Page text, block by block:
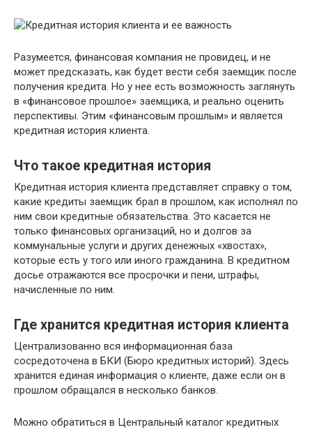
Разумеется, финансовая компания не провидец, и не
может предсказать, как будет вести себя заемщик после
получения кредита. Но у нее есть возможность заглянуть
в «финансовое прошлое» заемщика, и реально оценить
перспективы. Этим «финансовым прошлым» и является
кредитная история клиента.
Что такое кредитная история
Кредитная история клиента представляет справку о том,
какие кредиты заемщик брал в прошлом, как исполнял по
ним свои кредитные обязательства. Это касается не
только финансовых организаций, но и долгов за
коммунальные услуги и других денежных «хвостах»,
которые есть у того или иного гражданина. В кредитном
досье отражаются все просрочки и пени, штрафы,
начисленные по ним.
Где хранится кредитная история клиента
Централизованно вся информационная база
сосредоточена в БКИ (Бюро кредитных историй). Здесь
хранится единая информация о клиенте, даже если он в
прошлом обращался в несколько банков.
Можно обратиться в Центральный каталог кредитных